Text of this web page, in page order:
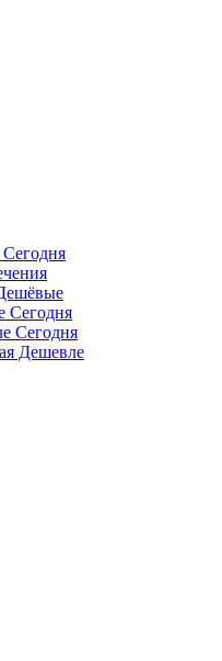
Сегодня
Сегодня
Дешевле